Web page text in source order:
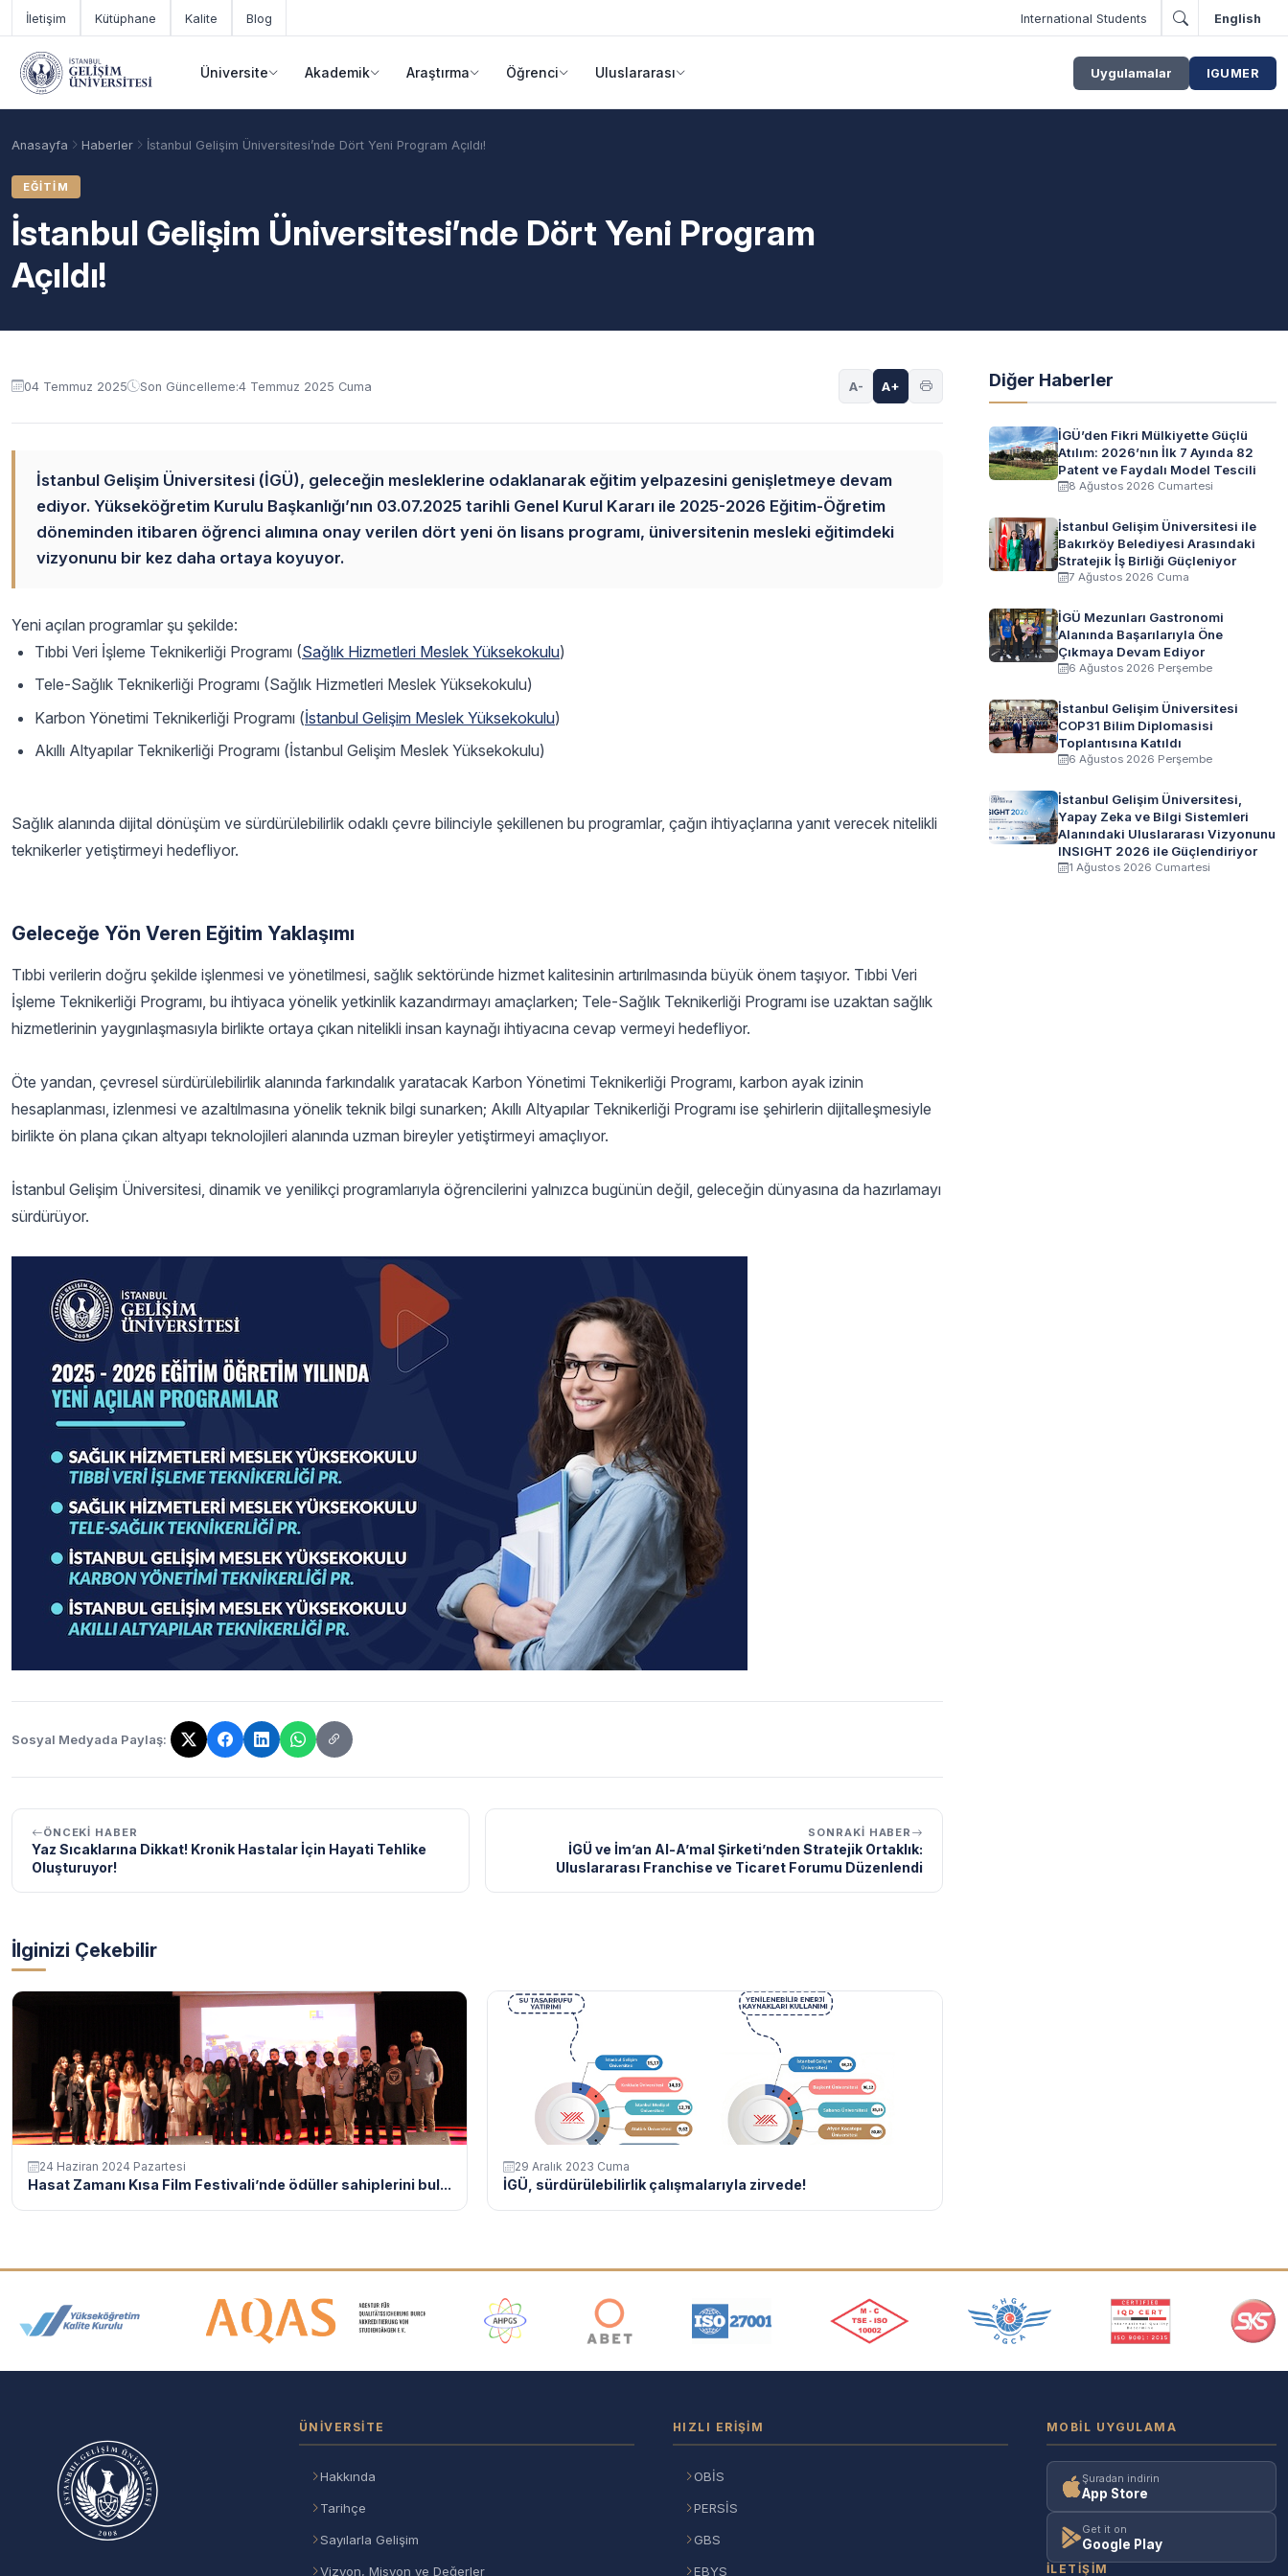
Ana içeriğe geç
İletişim Kütüphane Kalite Blog International Students English
Üniversite Akademik Araştırma Öğrenci Uluslararası Uygulamalar IGUMER
Anasayfa Haberler İstanbul Gelişim Üniversitesi’nde Dört Yeni Program Açıldı!
EĞITIM
İstanbul Gelişim Üniversitesi’nde Dört Yeni Program
Açıldı!
04 Temmuz 2025 Son Güncelleme:4 Temmuz 2025 Cuma A- A+
İstanbul Gelişim Üniversitesi (İGÜ), geleceğin mesleklerine odaklanarak eğitim yelpazesini genişletmeye devam
ediyor. Yükseköğretim Kurulu Başkanlığı’nın 03.07.2025 tarihli Genel Kurul Kararı ile 2025-2026 Eğitim-Öğretim
döneminden itibaren öğrenci alımına onay verilen dört yeni ön lisans programı, üniversitenin mesleki eğitimdeki
vizyonunu bir kez daha ortaya koyuyor.
Yeni açılan programlar şu şekilde:
Tıbbi Veri İşleme Teknikerliği Programı (Sağlık Hizmetleri Meslek Yüksekokulu)
Tele-Sağlık Teknikerliği Programı (Sağlık Hizmetleri Meslek Yüksekokulu)
Karbon Yönetimi Teknikerliği Programı (İstanbul Gelişim Meslek Yüksekokulu)
Akıllı Altyapılar Teknikerliği Programı (İstanbul Gelişim Meslek Yüksekokulu)
Sağlık alanında dijital dönüşüm ve sürdürülebilirlik odaklı çevre bilinciyle şekillenen bu programlar, çağın ihtiyaçlarına yanıt verecek nitelikli
teknikerler yetiştirmeyi hedefliyor.
Geleceğe Yön Veren Eğitim Yaklaşımı
Tıbbi verilerin doğru şekilde işlenmesi ve yönetilmesi, sağlık sektöründe hizmet kalitesinin artırılmasında büyük önem taşıyor. Tıbbi Veri
İşleme Teknikerliği Programı, bu ihtiyaca yönelik yetkinlik kazandırmayı amaçlarken; Tele-Sağlık Teknikerliği Programı ise uzaktan sağlık
hizmetlerinin yaygınlaşmasıyla birlikte ortaya çıkan nitelikli insan kaynağı ihtiyacına cevap vermeyi hedefliyor.
Öte yandan, çevresel sürdürülebilirlik alanında farkındalık yaratacak Karbon Yönetimi Teknikerliği Programı, karbon ayak izinin
hesaplanması, izlenmesi ve azaltılmasına yönelik teknik bilgi sunarken; Akıllı Altyapılar Teknikerliği Programı ise şehirlerin dijitalleşmesiyle
birlikte ön plana çıkan altyapı teknolojileri alanında uzman bireyler yetiştirmeyi amaçlıyor.
İstanbul Gelişim Üniversitesi, dinamik ve yenilikçi programlarıyla öğrencilerini yalnızca bugünün değil, geleceğin dünyasına da hazırlamayı
sürdürüyor.
Sosyal Medyada Paylaş:
Bağlantı kopyalandı!
ÖNCEKI HABER
Yaz Sıcaklarına Dikkat! Kronik Hastalar İçin Hayati Tehlike
Oluşturuyor!
SONRAKI HABER
İGÜ ve İm’an Al-A’mal Şirketi’nden Stratejik Ortaklık:
Uluslararası Franchise ve Ticaret Forumu Düzenlendi
İlginizi Çekebilir
24 Haziran 2024 Pazartesi
Hasat Zamanı Kısa Film Festivali’nde ödüller sahiplerini bul...
29 Aralık 2023 Cuma
İGÜ, sürdürülebilirlik çalışmalarıyla zirvede!
Diğer Haberler
İGÜ’den Fikri Mülkiyette Güçlü
Atılım: 2026’nın İlk 7 Ayında 82
Patent ve Faydalı Model Tescili
8 Ağustos 2026 Cumartesi
İstanbul Gelişim Üniversitesi ile
Bakırköy Belediyesi Arasındaki
Stratejik İş Birliği Güçleniyor
7 Ağustos 2026 Cuma
İGÜ Mezunları Gastronomi
Alanında Başarılarıyla Öne
Çıkmaya Devam Ediyor
6 Ağustos 2026 Perşembe
İstanbul Gelişim Üniversitesi
COP31 Bilim Diplomasisi
Toplantısına Katıldı
6 Ağustos 2026 Perşembe
İstanbul Gelişim Üniversitesi,
Yapay Zeka ve Bilgi Sistemleri
Alanındaki Uluslararası Vizyonunu
INSIGHT 2026 ile Güçlendiriyor
1 Ağustos 2026 Cumartesi
Akreditasyon ve Üyelik Logoları
ÜNIVERSITE
Hakkında
Tarihçe
Sayılarla Gelişim
Vizyon, Misyon ve Değerler
HIZLI ERIŞIM
OBİS
PERSİS
GBS
EBYS
MOBIL UYGULAMA
Şuradan indirin
App Store
Get it on
Google Play
İLETIŞIM